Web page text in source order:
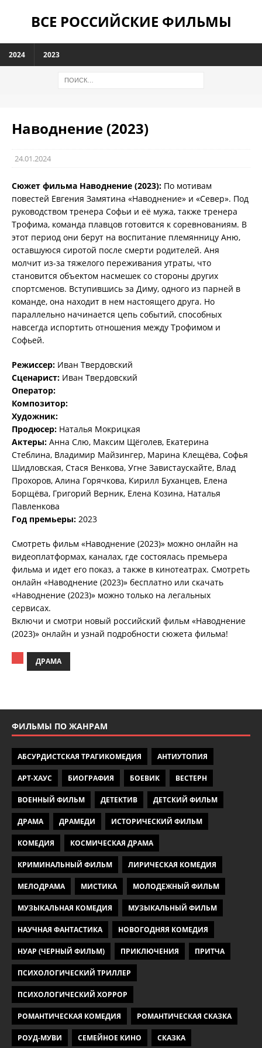
ВСЕ РОССИЙСКИЕ ФИЛЬМЫ
2024 2023
Наводнение (2023)
24.01.2024
Сюжет фильма Наводнение (2023): По мотивам
повестей Евгения Замятина «Наводнение» и «Север». Под
руководством тренера Софьи и её мужа, также тренера
Трофима, команда плавцов готовится к соревнованиям. В
этот период они берут на воспитание племянницу Аню,
оставшуюся сиротой после смерти родителей. Аня
молчит из-за тяжелого переживания утраты, что
становится объектом насмешек со стороны других
спортсменов. Вступившись за Диму, одного из парней в
команде, она находит в нем настоящего друга. Но
параллельно начинается цепь событий, способных
навсегда испортить отношения между Трофимом и
Софьей.
Режиссер: Иван Твердовский
Сценарист: Иван Твердовский
Оператор:
Композитор:
Художник:
Продюсер: Наталья Мокрицкая
Актеры: Анна Слю, Максим Щёголев, Екатерина
Стеблина, Владимир Майзингер, Марина Клещёва, Софья
Шидловская, Стася Венкова, Угне Завистаускайте, Влад
Прохоров, Алина Горячкова, Кирилл Буханцев, Елена
Борщёва, Григорий Верник, Елена Козина, Наталья
Павленкова
Год премьеры: 2023
Смотреть фильм «Наводнение (2023)» можно онлайн на
видеоплатформах, каналах, где состоялась премьера
фильма и идет его показ, а также в кинотеатрах. Смотреть
онлайн «Наводнение (2023)» бесплатно или скачать
«Наводнение (2023)» можно только на легальных
сервисах.
Включи и смотри новый российский фильм «Наводнение
(2023)» онлайн и узнай подробности сюжета фильма!
ДРАМА
ФИЛЬМЫ ПО ЖАНРАМ
АБСУРДИСТСКАЯ ТРАГИКОМЕДИЯ АНТИУТОПИЯ
АРТ-ХАУС БИОГРАФИЯ БОЕВИК ВЕСТЕРН
ВОЕННЫЙ ФИЛЬМ ДЕТЕКТИВ ДЕТСКИЙ ФИЛЬМ
ДРАМА ДРАМЕДИ ИСТОРИЧЕСКИЙ ФИЛЬМ
КОМЕДИЯ КОСМИЧЕСКАЯ ДРАМА
КРИМИНАЛЬНЫЙ ФИЛЬМ ЛИРИЧЕСКАЯ КОМЕДИЯ
МЕЛОДРАМА МИСТИКА МОЛОДЕЖНЫЙ ФИЛЬМ
МУЗЫКАЛЬНАЯ КОМЕДИЯ МУЗЫКАЛЬНЫЙ ФИЛЬМ
НАУЧНАЯ ФАНТАСТИКА НОВОГОДНЯЯ КОМЕДИЯ
НУАР (ЧЕРНЫЙ ФИЛЬМ) ПРИКЛЮЧЕНИЯ ПРИТЧА
ПСИХОЛОГИЧЕСКИЙ ТРИЛЛЕР
ПСИХОЛОГИЧЕСКИЙ ХОРРОР
РОМАНТИЧЕСКАЯ КОМЕДИЯ РОМАНТИЧЕСКАЯ СКАЗКА
РОУД-МУВИ СЕМЕЙНОЕ КИНО СКАЗКА